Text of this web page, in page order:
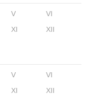
V
VI
XI XII
V
VI
XI XII